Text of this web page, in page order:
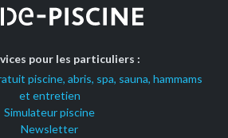
pour les particuliers :
piscine, abris, spa, sauna, hammams
et entretien
Simulateur piscine
Newsletter